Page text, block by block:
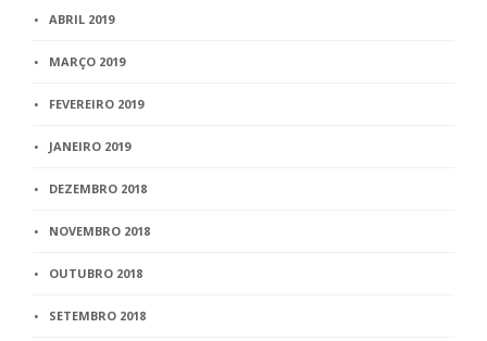
ABRIL 2019
MARÇO 2019
FEVEREIRO 2019
JANEIRO 2019
DEZEMBRO 2018
NOVEMBRO 2018
OUTUBRO 2018
SETEMBRO 2018